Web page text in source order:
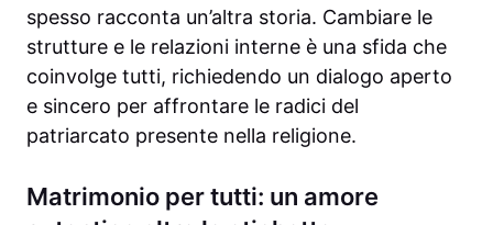
spesso racconta un’altra storia. Cambiare le
strutture e le relazioni interne è una sfida che
coinvolge tutti, richiedendo un dialogo aperto
e sincero per affrontare le radici del
patriarcato presente nella religione.
Matrimonio per tutti: un amore